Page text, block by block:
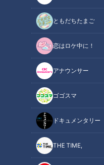
ともだちたまご
恋はロケ中に！
アナウンサー
ゴゴスマ
ドキュメンタリー
THE TIME,
少子化と高齢化、人口減少
た子どもの数は統計開始以
そんな中で飛びぬけた出生
の自治体も学ぶべき、その秘
この記事を見たあなた